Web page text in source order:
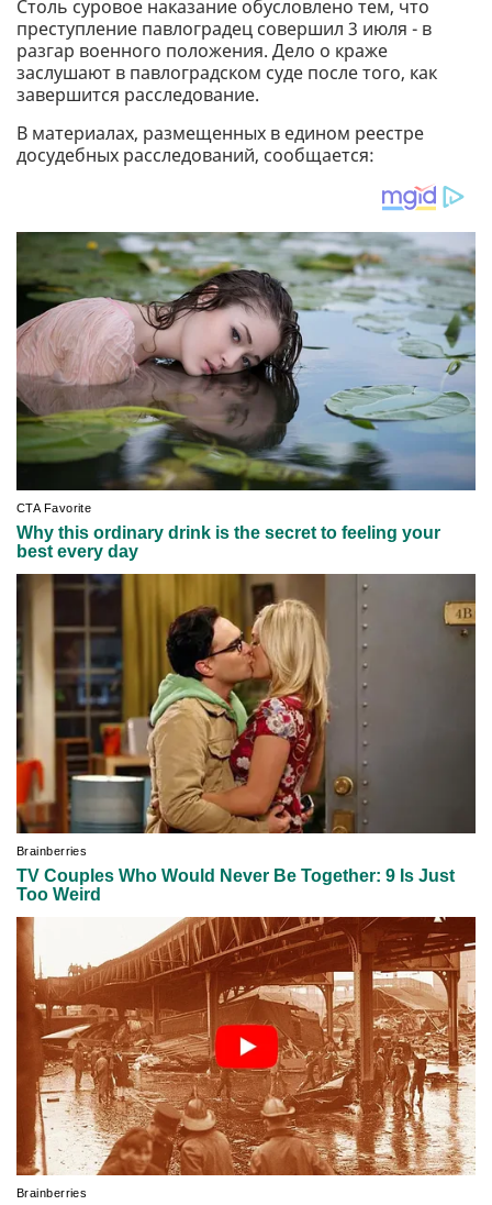
Столь суровое наказание обусловлено тем, что
преступление павлоградец совершил 3 июля - в
разгар военного положения. Дело о краже
заслушают в павлоградском суде после того, как
завершится расследование.
В материалах, размещенных в едином реестре
досудебных расследований, сообщается: